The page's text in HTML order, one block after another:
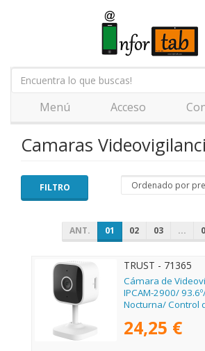
Menú Acceso
Camaras
FILTRO
ANT. 01 02 03 ...
TRUST - 71365
Cámara de
IPCAM-2900/
Nocturna/ Control
24,25 €